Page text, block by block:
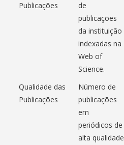
Publicações
de
publicações
da instituição
indexadas na
Web of
Science.
Qualidade das
Publicações
Número de
publicações
em
periódicos de
alta qualidade